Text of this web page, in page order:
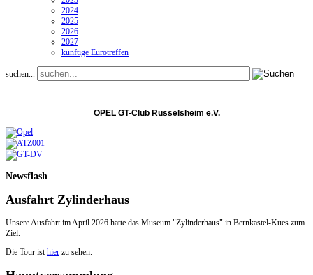
2024
2025
2026
2027
künftige Eurotreffen
suchen...
OPEL GT-Club Rüsselsheim e.V.
Newsflash
Ausfahrt Zylinderhaus
Unsere Ausfahrt im April 2026 hatte das Museum "Zylinderhaus" in Bernkastel-Kues zum
Ziel.
Die Tour isthier zu sehen.